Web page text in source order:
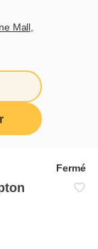
Mall,
Fermé